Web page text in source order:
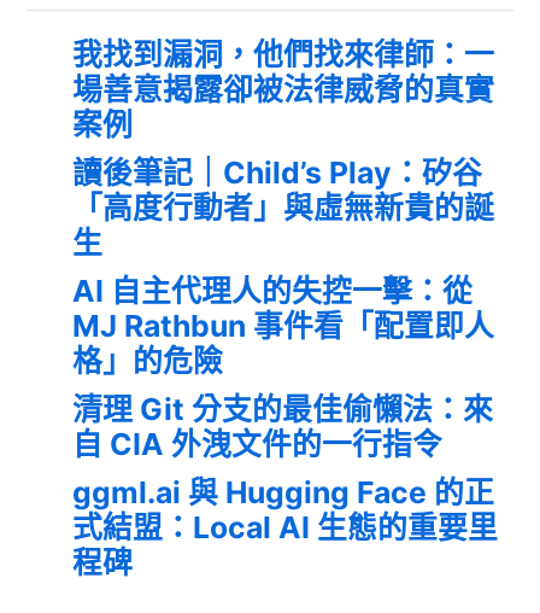
我找到漏洞，他們找來律師：一
場善意揭露卻被法律威脅的真實
案例
讀後筆記｜Child’s Play：矽谷
「高度行動者」與虛無新貴的誕
生
AI 自主代理人的失控一擊：從
MJ Rathbun 事件看「配置即人
格」的危險
清理 Git 分支的最佳偷懶法：來
自 CIA 外洩文件的一行指令
ggml.ai 與 Hugging Face 的正
式結盟：Local AI 生態的重要里
程碑